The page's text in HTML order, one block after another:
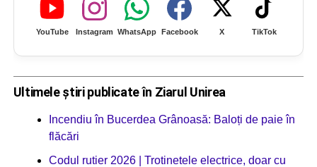
YouTube Instagram WhatsApp Facebook X TikTok
Ultimele știri publicate în Ziarul Unirea
Incendiu în Bucerdea Grânoasă: Baloți de paie în
flăcări
Codul rutier 2026 | Trotinetele electrice, doar cu